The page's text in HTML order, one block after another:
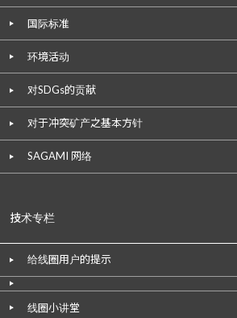
国际标准
环境活动
对SDGs的贡献
对于冲突矿产之基本方针
SAGAMI 网络
技术专栏
给线圈用户的提示
线圈小讲堂